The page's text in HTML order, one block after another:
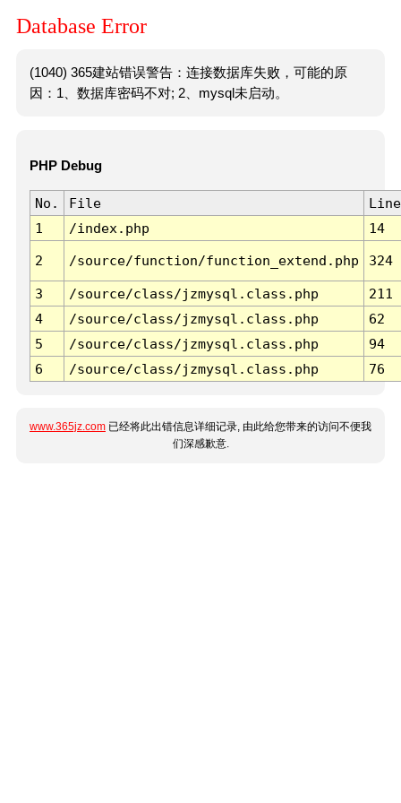
Database Error
(1040) 365建站错误警告：连接数据库失败，可能的原
因：1、数据库密码不对; 2、mysql未启动。
PHP Debug
No. File
Line
1
/index.php 14
2 /source/function/function_extend.php 324
3 /source/class/jzmysql.class.php
211
4
/source/class/jzmysql.class.php
62
5
/source/class/jzmysql.class.php
94
6
/source/class/jzmysql.class.php 76
www.365jz.com 已经将此出错信息详细记录, 由此给您带来的访问不便我
们深感歉意.